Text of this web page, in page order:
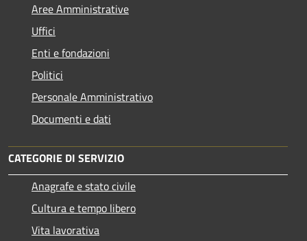
Aree Amministrative
Uffici
Enti e fondazioni
Politici
Personale Amministrativo
Documenti e dati
CATEGORIE DI SERVIZIO
Anagrafe e stato civile
Cultura e tempo libero
Vita lavorativa